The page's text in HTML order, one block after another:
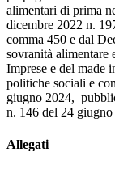
alimentari di prima
dicembre 2022 n.
comma 450 e dal
sovranità
Imprese e del made
politiche sociali e
giugno 2024,
n. 146 del 24
Allegati